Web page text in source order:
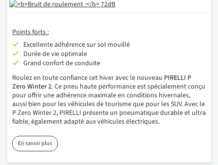
Points forts :
Excellente adhérence sur sol mouillé
Durée de vie optimale
Grand confort de conduite
Roulez en toute confiance cet hiver avec le nouveau PIRELLI P
Zero Winter 2. Ce pneu haute performance est spécialement conçu
pour offrir une adhérence maximale en conditions hivernales,
aussi bien pour les véhicules de tourisme que pour les SUV. Avec le
P Zero Winter 2, PIRELLI présente un pneumatique durable et ultra
fiable, également adapté aux véhicules électriques.
En savoir plus